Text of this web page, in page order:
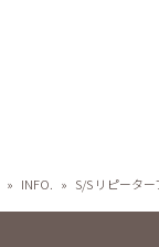
» INFO. » S/S リピータ